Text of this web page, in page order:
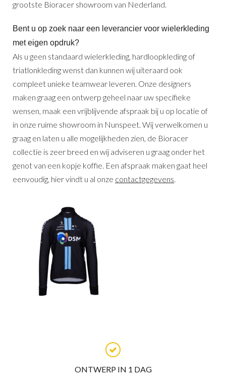
grootste Bioracer showroom van Nederland.
Bent u op zoek naar een leverancier voor wielerkleding
met eigen opdruk?
Als u geen standaard wielerkleding, hardloopkleding of
triatlonkleding wenst dan kunnen wij uiteraard ook
compleet unieke teamwear leveren. Onze designers
maken graag een ontwerp geheel naar uw specifieke
wensen, maak een vrijblijvende afspraak bij u op locatie of
in onze ruime showroom in Nunspeet. Wij verwelkomen u
graag en laten u alle mogelijkheden zien, de Bioracer
collectie is zeer breed en wij adviseren u graag onder het
genot van een kopje koffie. Een afspraak maken gaat heel
eenvoudig, hier vindt u al onze contactgegevens.
ONTWERP IN 1 DAG